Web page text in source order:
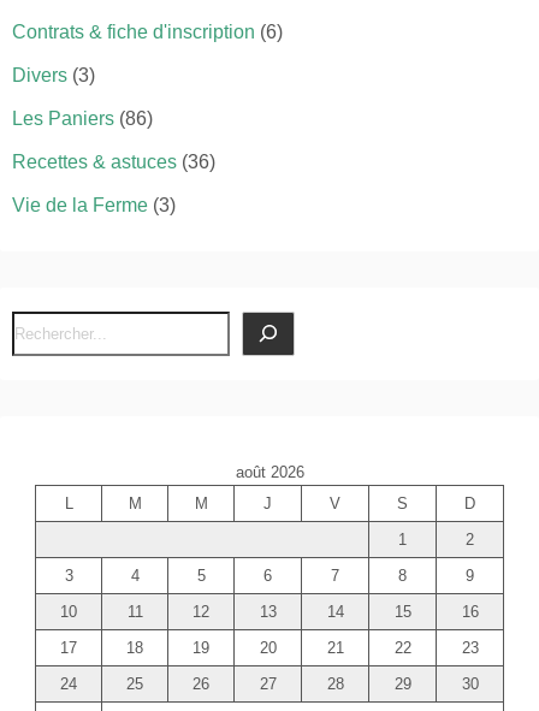
Contrats & fiche d'inscription (6)
Divers (3)
Les Paniers (86)
Recettes & astuces (36)
Vie de la Ferme (3)
R
e
août 2026
L
M M J V S
D
1
2
3
4 5 6 7 8
9
10
11 12 13 14 15
16
17
18 19 20 21 22
23
24
25 26 27 28 29
30